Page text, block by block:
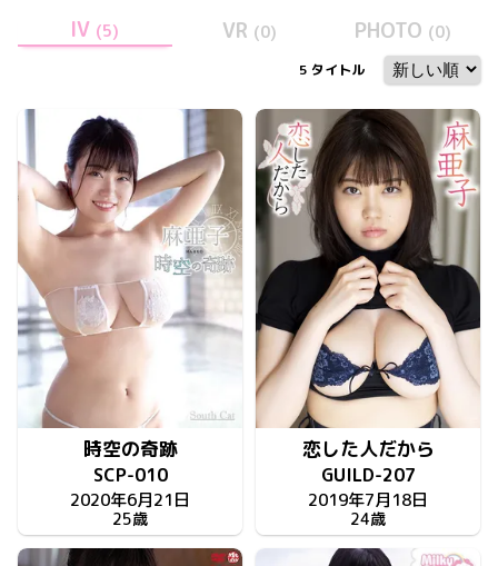
IV (5) VR (0) PHOTO (0)
5 タイトル
時空の奇跡
SCP-010
2020年6月21日
25歳
恋した人だから
GUILD-207
2019年7月18日
24歳